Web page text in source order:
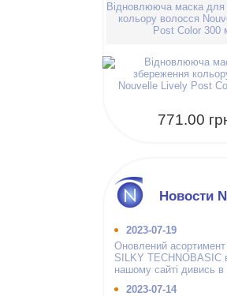
Відновлююча маска для
кольору волосся
Post Color 300
771.00
Новости
2023-07-19
Оновлений асортимент
SILKY TECHNOBASIC
нашому сайті дивись в
2023-07-14